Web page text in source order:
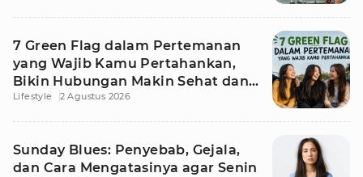
7 Green Flag dalam Pertemanan
yang Wajib Kamu Pertahankan,
Bikin Hubungan Makin Sehat dan
Awet
Lifestyle 2 Agustus 2026
Sunday Blues: Penyebab, Gejala,
dan Cara Mengatasinya agar Senin